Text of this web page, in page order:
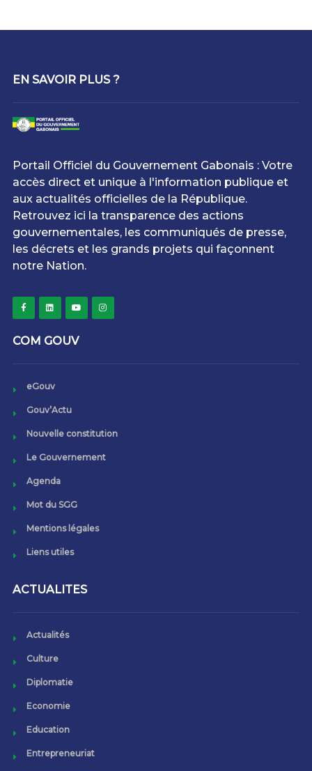
EN SAVOIR PLUS ?
Portail Officiel du Gouvernement Gabonais : Votre
accès direct et unique à l'information publique et
aux actualités officielles de la République.
Retrouvez ici la transparence des actions
gouvernementales, les communiqués de presse,
les décrets et les grands projets qui façonnent
notre Nation.
COM GOUV
eGouv
Gouv’Actu
Nouvelle constitution
Le Gouvernement
Agenda
Mot du SGG
Mentions légales
Liens utiles
ACTUALITES
Actualités
Culture
Diplomatie
Economie
Education
Entrepreneuriat